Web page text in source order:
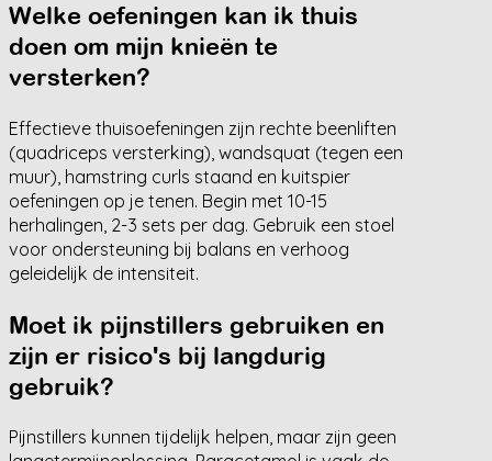
Welke oefeningen kan ik thuis
doen om mijn knieën te
versterken?
Effectieve thuisoefeningen zijn rechte beenliften
(quadriceps versterking), wandsquat (tegen een
muur), hamstring curls staand en kuitspier
oefeningen op je tenen. Begin met 10-15
herhalingen, 2-3 sets per dag. Gebruik een stoel
voor ondersteuning bij balans en verhoog
geleidelijk de intensiteit.
Moet ik pijnstillers gebruiken en
zijn er risico's bij langdurig
gebruik?
Pijnstillers kunnen tijdelijk helpen, maar zijn geen